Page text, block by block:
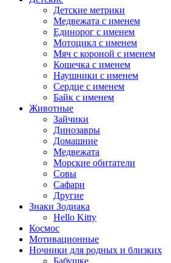
Детские метрики
Медвежата с именем
Единорог с именем
Мотоцикл с именем
Мяч с короной с именем
Кошечка с именем
Наушники с именем
Сердце с именем
Байк с именем
Животные
Зайчики
Динозавры
Домашние
Медвежата
Морские обитатели
Совы
Сафари
Другие
Знаки Зодиака
Hello Kitty
Космос
Мотивационные
Ночники для родных и близких
Бабушке